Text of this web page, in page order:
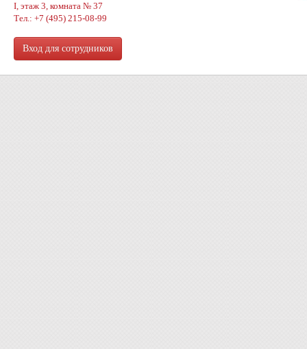
I, этаж 3, комната № 37
Тел.: +7 (495) 215-08-99
Вход для сотрудников